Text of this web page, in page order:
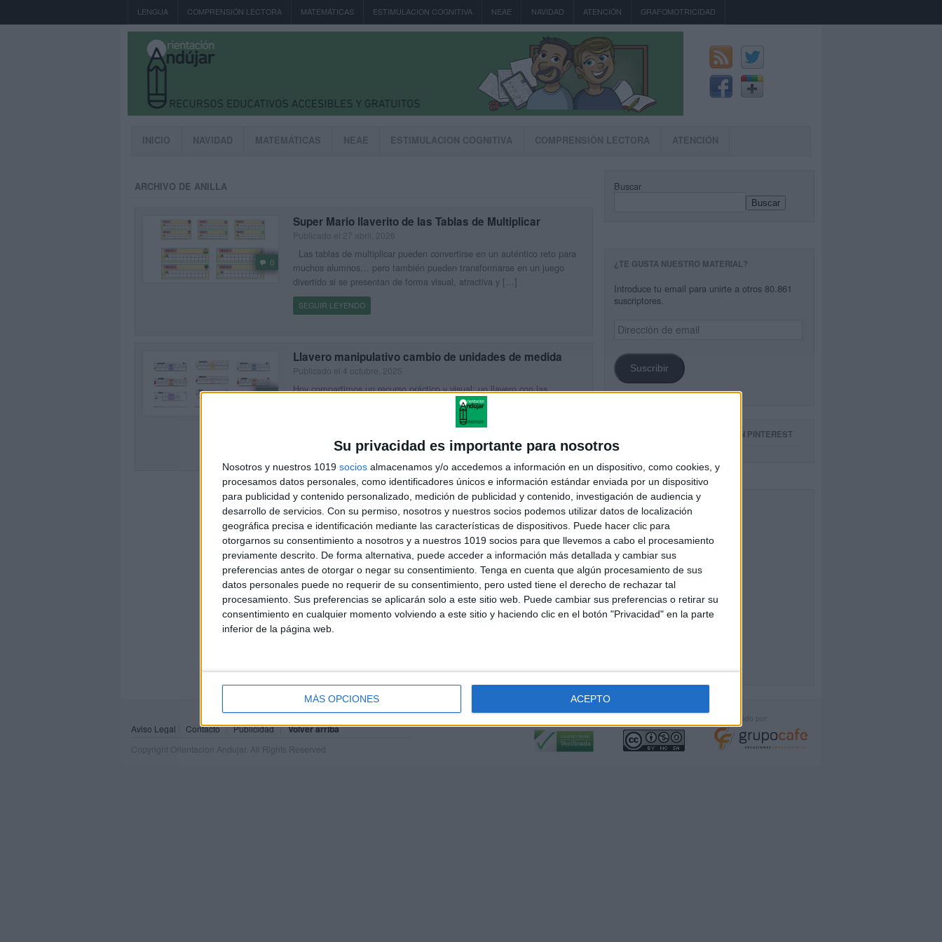
Su privacidad es importante para nosotros
Nosotros y nuestros 1019 socios almacenamos y/o accedemos a información en un dispositivo, como cookies, y
procesamos datos personales, como identificadores únicos e información estándar enviada por un dispositivo
para publicidad y contenido personalizado, medición de publicidad y contenido, investigación de audiencia y
desarrollo de servicios. Con su permiso, nosotros y nuestros socios podemos utilizar datos de localización
geográfica precisa e identificación mediante las características de dispositivos. Puede hacer clic para
otorgarnos su consentimiento a nosotros y a nuestros 1019 socios para que llevemos a cabo el procesamiento
previamente descrito. De forma alternativa, puede acceder a información más detallada y cambiar sus
preferencias antes de otorgar o negar su consentimiento. Tenga en cuenta que algún procesamiento de sus
datos personales puede no requerir de su consentimiento, pero usted tiene el derecho de rechazar tal
procesamiento. Sus preferencias se aplicarán solo a este sitio web. Puede cambiar sus preferencias o retirar su
consentimiento en cualquier momento volviendo a este sitio y haciendo clic en el botón "Privacidad" en la parte
inferior de la página web.
MÁS OPCIONES ACEPTO
LENGUA COMPRENSIÓN LECTORA MATEMÁTICAS ESTIMULACION COGNITIVA NEAE NAVIDAD ATENCIÓN GRAFOMOTRICIDAD
INICIO NAVIDAD MATEMÁTICAS NEAE ESTIMULACION COGNITIVA COMPRENSIÓN LECTORA ATENCIÓN
ARCHIVO DE ANILLA
0
Super Mario llaverito de las Tablas de Multiplicar
Las tablas de multiplicar pueden convertirse en un auténtico reto para
muchos alumnos… pero también pueden transformarse en un juego
divertido si se presentan de forma visual, atractiva y […]
SEGUIR LEYENDO
0
Llavero manipulativo cambio de unidades de medida
Publicado el 4 octubre, 2025
Hoy compartimos un recurso práctico y visual: un llavero con las
unidades de medida más importantes. Este material es ideal para que
los alumnos de Primaria puedan repasar de forma […]
SEGUIR LEYENDO
Buscar
Buscar
¿TE GUSTA NUESTRO MATERIAL?
Introduce tu email para unirte a otros 80.861
suscriptores.
Dirección
de
Suscribir
SIGUE NUESTROS TABLEROS EN PINTEREST
Aviso Legal Contacto Publicidad Volver arriba
Copyright Orientacion Andujar. All Rights Reserved